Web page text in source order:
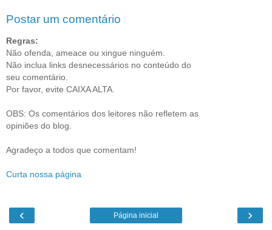
Postar um comentário
Regras:
Não ofenda, ameace ou xingue ninguém.
Não inclua links desnecessários no conteúdo do
seu comentário.
Por favor, evite CAIXA ALTA.
OBS: Os comentários dos leitores não refletem as
opiniões do blog.
Agradeço a todos que comentam!
Curta nossa página
‹ ›
Página inicial